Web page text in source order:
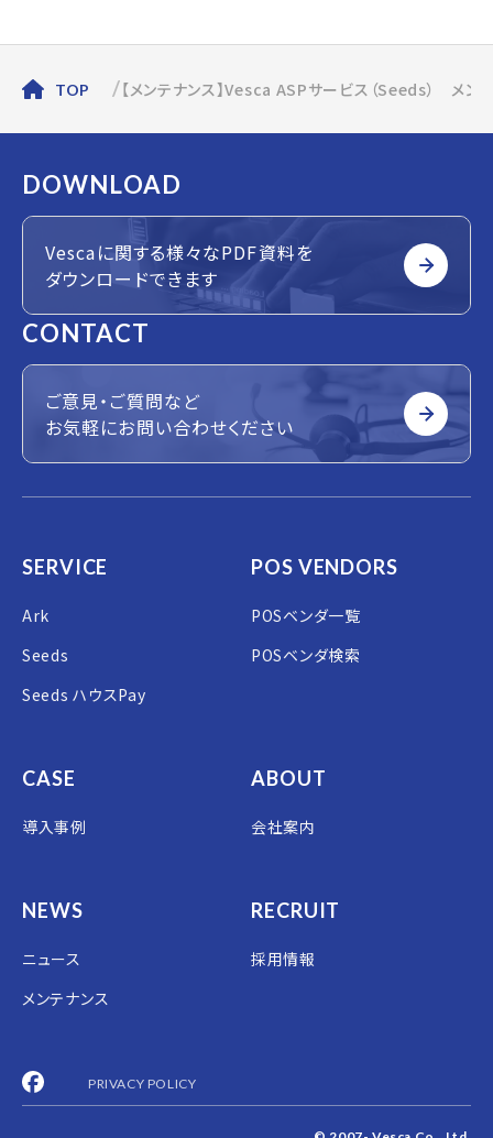
TOP 【メンテナンス】Vesca ASPサービス（Seeds） メン
DOWNLOAD
Vescaに関する様々なPDF資料を
ダウンロードできます
CONTACT
ご意見・ご質問など
お気軽にお問い合わせください
SERVICE
Ark
Seeds
Seeds ハウスPay
POS VENDORS
POSベンダ一覧
POSベンダ検索
CASE
導入事例
ABOUT
会社案内
NEWS
ニュース
メンテナンス
RECRUIT
採用情報
PRIVACY POLICY